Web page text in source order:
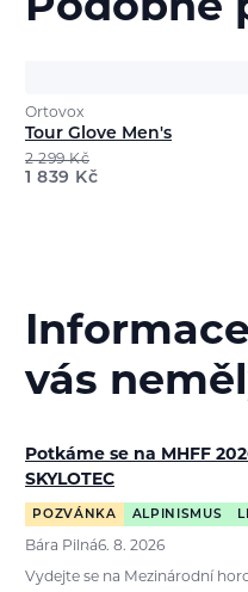
Podobné
Ortovox
Tour Glove Men's
2 299Kč
1 839 Kč
vás
Potkáme se na MHFF
SKYLOTEC
POZVÁNKA ALPINISMUS
Bára Pilná6. 8. 2026
Vydejte se na Mezinárodní